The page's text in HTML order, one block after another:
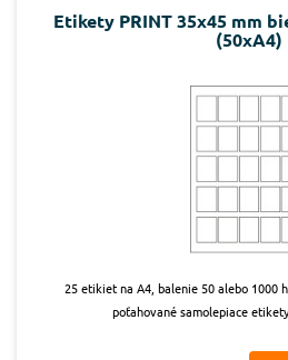
Etikety PRINT 35x45 mm
(50xA4)
25 etikiet na A4, balenie 50 alebo 1000
poťahované samolepiace